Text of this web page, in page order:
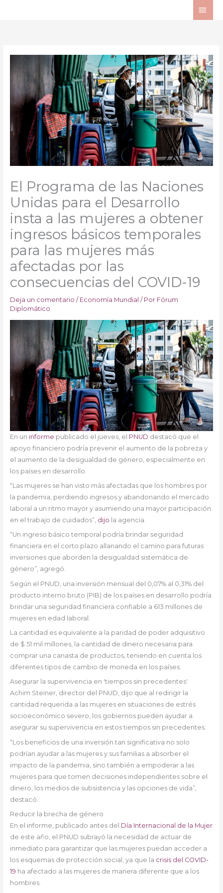
El Programa de las Naciones
Unidas para el Desarrollo
insta a las mujeres a obtener
ingresos básicos temporales
para las mujeres más
afectadas por las
consecuencias del COVID-19
Deja un comentario / Economía Mundial / Por Fórum
Diplomático
En un informe publicado el jueves, el PNUD destacó que el
apoyo financiero podría prevenir el aumento de la pobreza y
el aumento de la desigualdad de género, especialmente en
los países en desarrollo.
“Las mujeres se han visto más afectadas que los hombres por
la pandemia, perdiendo ingresos y abandonando el mercado
laboral a un ritmo mayor y asumiendo una mayor participación
en el trabajo de cuidados”, dijo la agencia.
“Un ingreso básico temporal podría brindar seguridad
financiera en el corto plazo allanando el camino para futuras
inversiones que aborden la desigualdad sistemática de
género”, agregó.
Según el PNUD, una inversión mensual del 0,07% al 0,31% del
producto interno bruto (PIB) de los países en desarrollo podría
brindar una seguridad financiera confiable a 613 millones de
mujeres en edad laboral.
La cantidad es equivalente a la paridad de poder adquisitivo
de $ 51 mil millones, la cantidad de dinero necesaria para
comprar una canasta de productos, teniendo en cuenta los
diferentes tipos de cambio de moneda en los países.
Asegurar la supervivencia en 'tiempos sin precedentes'
Achim Steiner, director del PNUD, dijo que al redirigir la
cantidad requerida a las mujeres en situaciones de estrés
socioeconómico severo, los gobiernos pueden ayudar a
asegurar su supervivencia en estos tiempos sin precedentes.
“Los beneficios de una inversión tan significativa no solo
podrían ayudar a las mujeres y sus familias a absorber el
impacto de la pandemia, sino también a empoderar a las
mujeres para que tomen decisiones independientes sobre el
dinero, los medios de subsistencia y las opciones de vida”,
destacó.
Reducir la brecha de género
En el informe, publicado antes del Día Internacional de la Mujer
de este año, el PNUD subrayó la necesidad de actuar de
inmediato para garantizar que las mujeres puedan acceder a
los esquemas de protección social, ya que la crisis del COVID-
19 ha afectado a las mujeres de manera diferente que a los
hombres.